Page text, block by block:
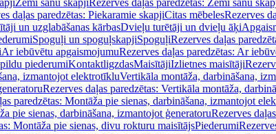
Zemi sānu skapjiRezerves daļas paredzētas: Zemi sānu
daļas paredzētas: Piekaramie skapjiCitas mēbelesRezerves
un uzglabāšanas kārbasDvieļu turētāji un dvieļu āķi
Spoguļi un spoguļskapjiSpoguļiRezerves daļas
Ar iebūvētu apgaismojumuRezerves daļas paredzētas: Ar
piederumiKontaktligzdasMaisītājiIzlietnes maisītāji
izmantojot elektrotīkluVertikāla montāža, darbināšana,
Rezerves daļas paredzētas: Vertikāla montāža,
paredzētas: Montāža pie sienas, darbināšana, izmantojot
pie sienas, darbināšana, izmantojot ģeneratoruRezerves
Montāža pie sienas, divu rokturu maisītājsPiederumi